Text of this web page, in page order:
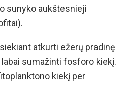
sunyko aukštesnieji
atkurti ežerų pradinę
sumažinti fosforo kiekį.
kiekį per